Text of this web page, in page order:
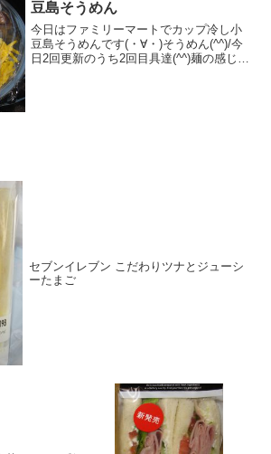
豆島そうめん
今日はファミリーマートでカップ冷し小
豆島そうめんです(・∀・)そうめん(^^)/今
日2回更新のうち2回目具達(^^)麺の感じは
セブンイレブン こだわりツナとジューシ
ーたまご